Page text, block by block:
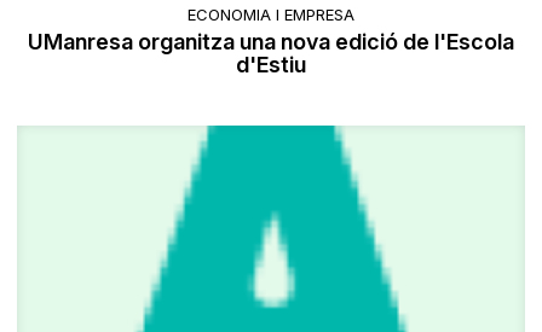
ECONOMIA I EMPRESA
UManresa organitza una nova edició de l'Escola
d'Estiu